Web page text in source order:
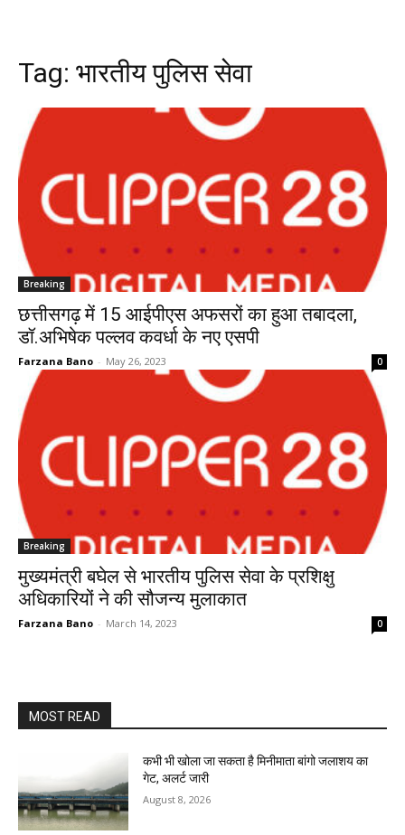
Tag: भारतीय पुलिस सेवा
Breaking
छत्तीसगढ़ में 15 आईपीएस अफसरों का हुआ तबादला,
डॉ.अभिषेक पल्लव कवर्धा के नए एसपी
Farzana Bano - May 26, 2023 0
Breaking
मुख्यमंत्री बघेल से भारतीय पुलिस सेवा के प्रशिक्षु
अधिकारियों ने की सौजन्य मुलाकात
Farzana Bano - March 14, 2023 0
MOST READ
कभी भी खोला जा सकता है मिनीमाता बांगो जलाशय का
गेट, अलर्ट जारी
August 8, 2026